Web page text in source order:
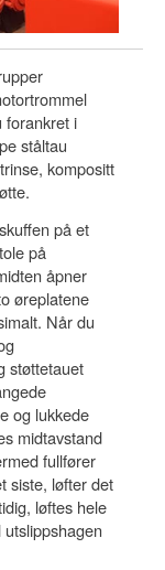
forankret i
ståltau
kompositt
på et
på
åpner
øreplatene
Når du
støttetauet
og lukkede
midtavstand
fullfører
siste, løfter det
løftes hele